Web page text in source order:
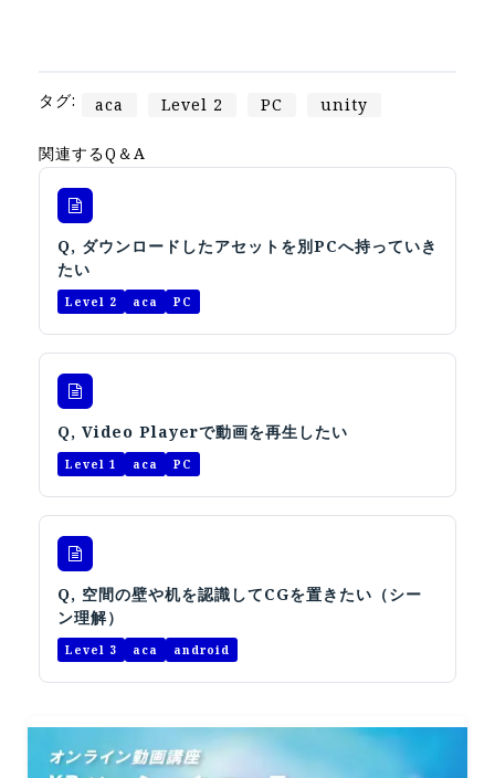
《企業研修》
Unity研修
HoloLens 2 アプリ開発研修
《研究会》
《展示会》
TOKYO DIGICONX2026
（1/21～23東京ビッグサイト）に出展。
Tsumiki Community Day 2026
（5/27～28 秋葉原UDX）に出展。
《求人》
求人申込み
オープンキャンパス
タグ: aca Level 2 PC unity
関連するQ＆A
Q, ダウンロードしたアセットを別PCへ持っていき
たい
Level 2 aca PC
Q, Video Playerで動画を再生したい
Level 1 aca PC
Q, 空間の壁や机を認識してCGを置きたい（シー
ン理解）
Level 3 aca android